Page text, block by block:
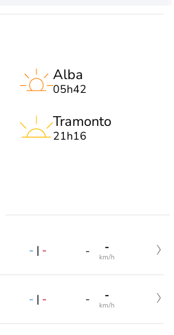
Alba
05h42
Tramonto
21h16
- | - - -
km/h
- | - - -
km/h